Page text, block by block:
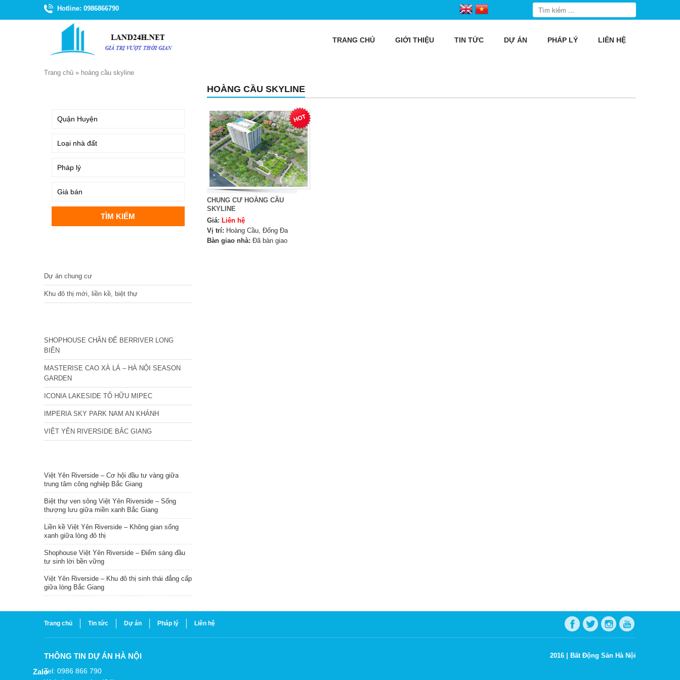
Hotline: 0986866790
TRANG CHỦ GIỚI THIỆU TIN TỨC DỰ ÁN PHÁP LÝ LIÊN HỆ
Trang chủ » hoàng cầu skyline
HOÀNG CẦU SKYLINE
CHUNG CƯ HOÀNG CẦU
SKYLINE
Giá: Liên hệ
Vị trí: Hoàng Cầu, Đống Đa
Bàn giao nhà: Đã bàn giao
Dự án chung cư
Khu đô thị mới, liền kề, biệt thự
SHOPHOUSE CHÂN ĐẾ BERRIVER LONG
BIÊN
MASTERISE CAO XÀ LÁ – HÀ NỘI SEASON
GARDEN
ICONIA LAKESIDE TỐ HỮU MIPEC
IMPERIA SKY PARK NAM AN KHÁNH
VIỆT YÊN RIVERSIDE BẮC GIANG
Việt Yên Riverside – Cơ hội đầu tư vàng giữa
trung tâm công nghiệp Bắc Giang
Biệt thự ven sông Việt Yên Riverside – Sống
thượng lưu giữa miền xanh Bắc Giang
Liền kề Việt Yên Riverside – Không gian sống
xanh giữa lòng đô thị
Shophouse Việt Yên Riverside – Điểm sáng đầu
tư sinh lời bền vững
Việt Yên Riverside – Khu đô thị sinh thái đẳng cấp
giữa lòng Bắc Giang
Trang chủ Tin tức Dự án Pháp lý Liên hệ
THÔNG TIN DỰ ÁN HÀ NỘI
Tel: 0986 866 790
2016 | Bất Động Sản Hà Nội
Zalo